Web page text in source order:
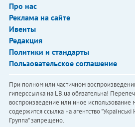
Про нас
Реклама на сайте
Ивенты
Редакция
Политики и стандарты
Пользовательское соглашение
При полном или частичном
гиперссылка на LB.ua обязательна!
воспроизведение или иное использование
содержится ссылка на агентство
Группа" запрещено.